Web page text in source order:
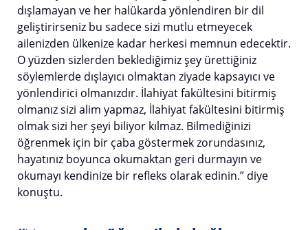
dışlamayan ve her halükarda yönlendiren bir dil
geliştirirseniz bu sadece sizi mutlu etmeyecek
ailenizden ülkenize kadar herkesi memnun edecektir.
O yüzden sizlerden beklediğimiz şey ürettiğiniz
söylemlerde dışlayıcı olmaktan ziyade kapsayıcı ve
yönlendirici olmanızdır. İlahiyat fakültesini bitirmiş
olmanız sizi alim yapmaz, İlahiyat fakültesini bitirmiş
olmak sizi her şeyi biliyor kılmaz. Bilmediğinizi
öğrenmek için bir çaba göstermek zorundasınız,
hayatınız boyunca okumaktan geri durmayın ve
okumayı kendinize bir refleks olarak edinin.” diye
konuştu.